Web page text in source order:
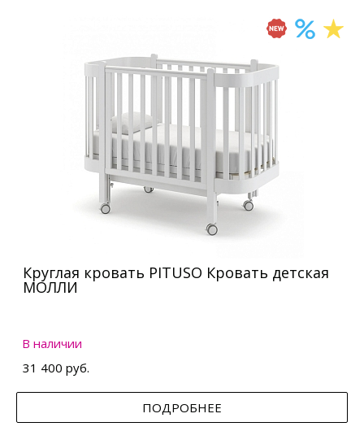
Круглая кровать PITUSO Кровать детская
МОЛЛИ
В наличии
31 400 руб.
ПОДРОБНЕЕ